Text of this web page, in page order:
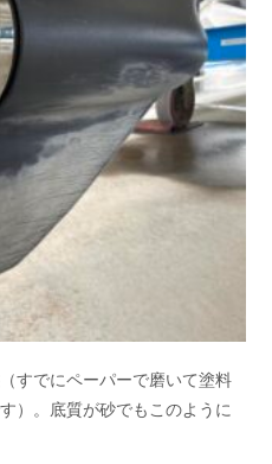
すでにペーパーで磨いて塗料
）。底質が砂でもこのように